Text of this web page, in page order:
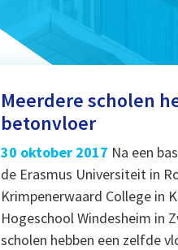
Meerdere scholen
betonvloer
30 oktober 2017 Na een
de Erasmus Universiteit in
Krimpenerwaard College in
Hogeschool Windesheim in
scholen hebben een zelfde